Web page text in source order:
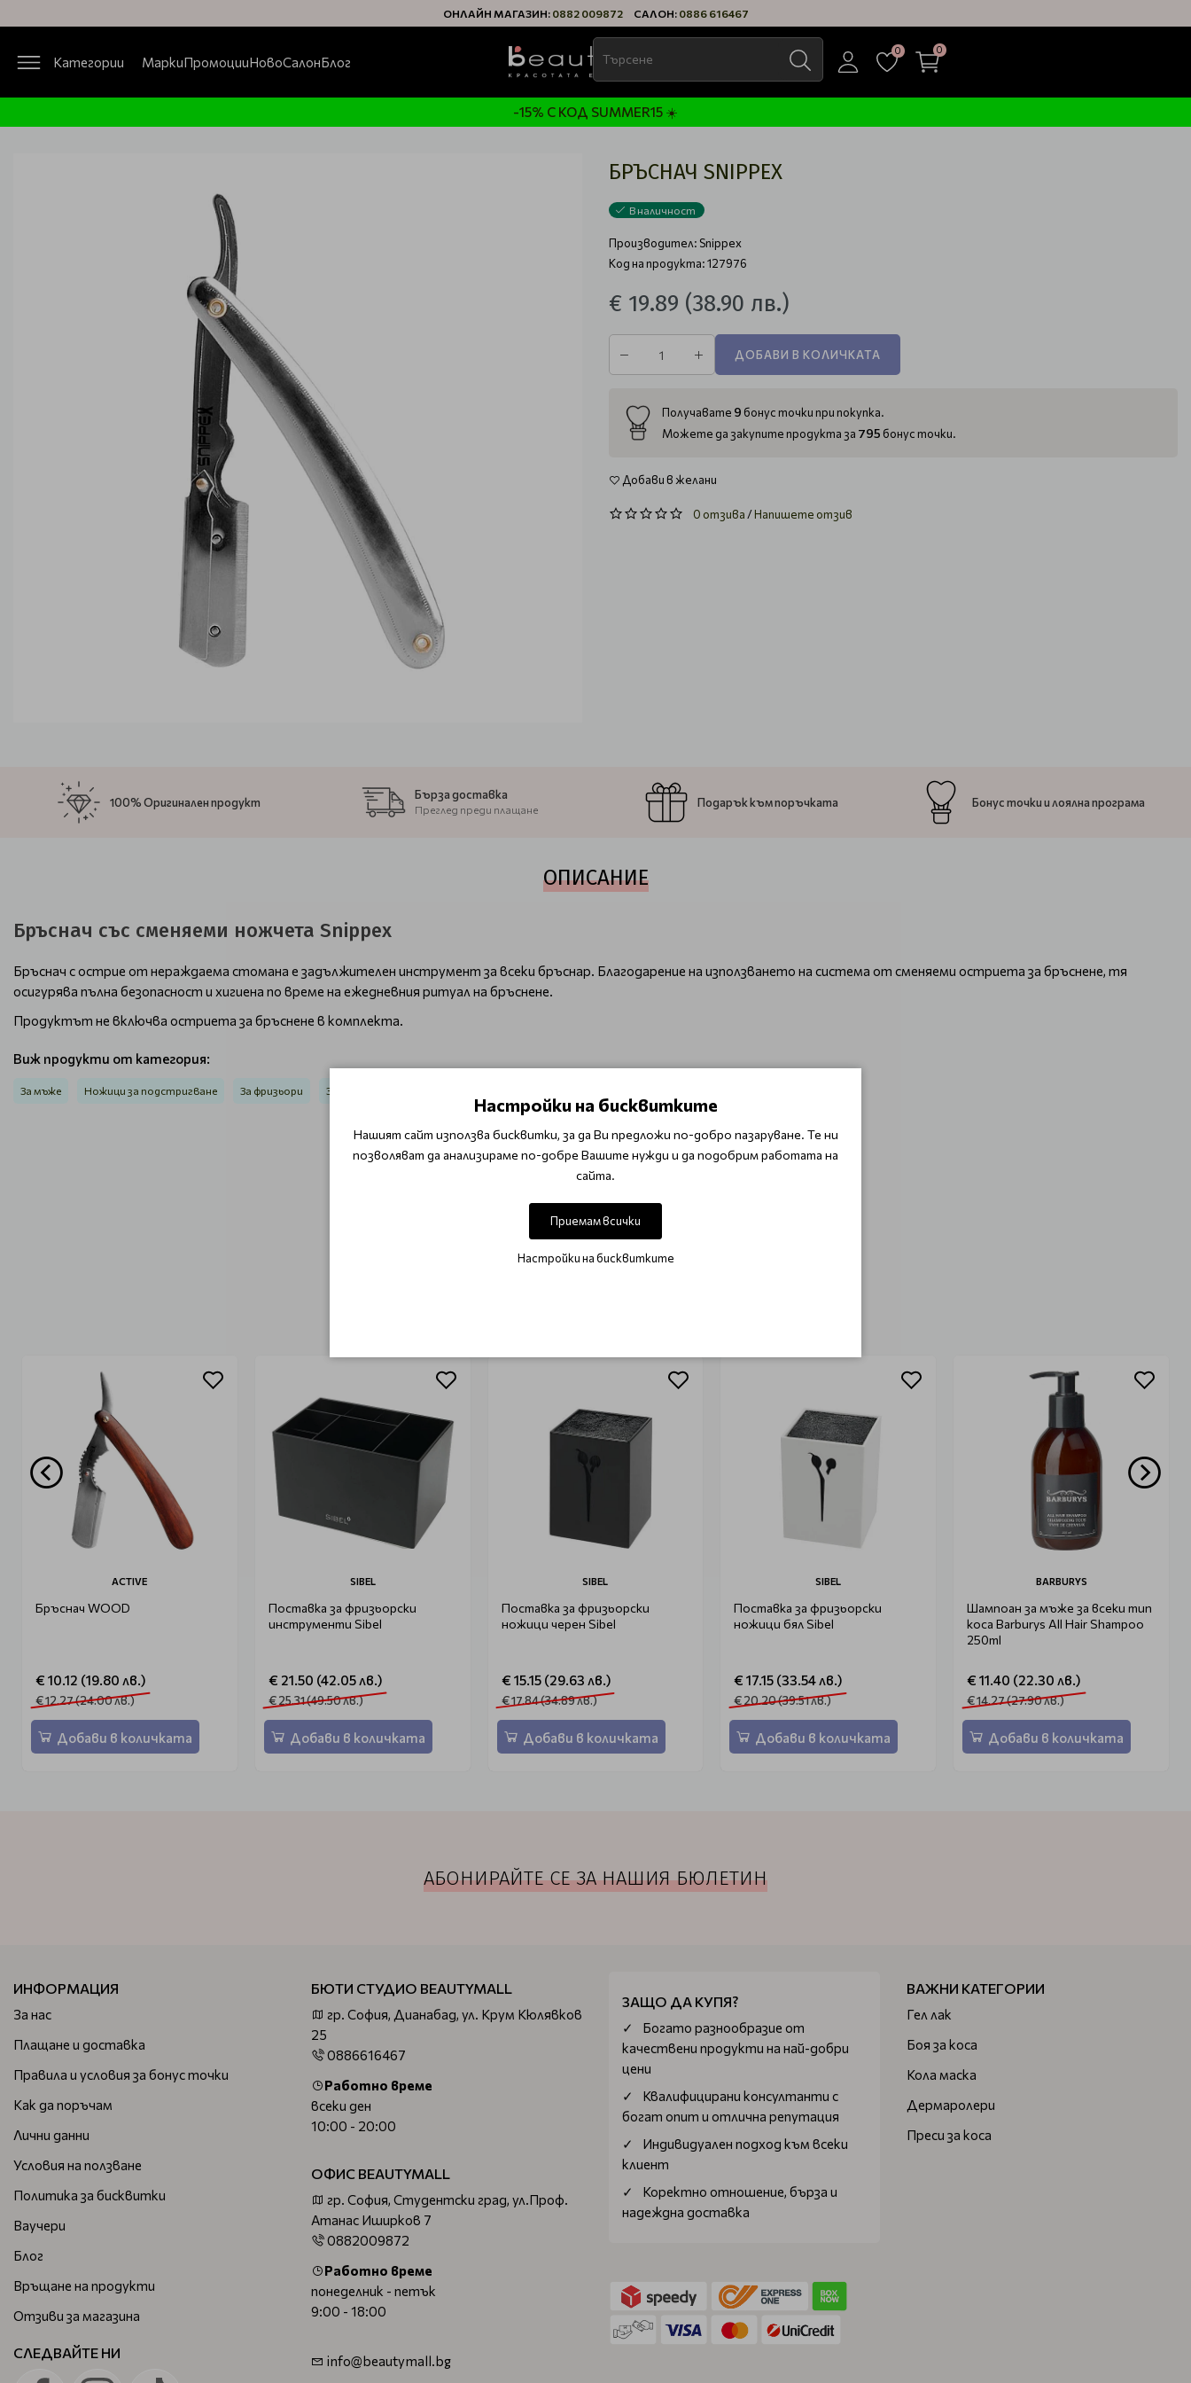
ОНЛАЙН МАГАЗИН: 0882 009872 САЛОН: 0886 616467
Категории МаркиПромоцииНовоСалонБлог
0 0
-15% С КОД SUMMER15 ☀️
БРЪСНАЧ SNIPPEX
В наличност
Производител: Snippex
Код на продукта: 127976
€ 19.89 (38.90 лв.)
ДОБАВИ В КОЛИЧКАТА
Получавате 9 бонус точки при покупка.
Можете да закупите продукта за 795 бонус точки.
Добави в желани
0 отзива/Напишете отзив
100% Оригинален продукт
Бърза доставка
Преглед преди плащане
Подарък към поръчката Бонус точки и лоялна програма
ОПИСАНИЕ
Бръснач със сменяеми ножчета Snippex
Бръснач с острие от нераждаема стомана е задължителен инструмент за всеки бръснар. Благодарение на използването на система от сменяеми остриета за бръснене, тя
осигурява пълна безопасност и хигиена по време на ежедневния ритуал на бръснене.
Продуктът не включва остриета за бръснене в комплекта.
Виж продукти от категория:
За мъже Ножици за подстригване За фризьори За бръснене
ОТЗИВИ (0)
Този продукт няма отзиви.
НАПИШЕТЕ ОТЗИВ
ACTIVE
Бръснач WOOD
€ 10.12 (19.80 лв.)
€ 12.27 (24.00 лв.)
Добави в количката
SIBEL
Поставка за фризьорски
инструменти Sibel
€ 21.50 (42.05 лв.)
€ 25.31 (49.50 лв.)
Добави в количката
SIBEL
Поставка за фризьорски
ножици черен Sibel
€ 15.15 (29.63 лв.)
€ 17.84 (34.89 лв.)
Добави в количката
SIBEL
Поставка за фризьорски
ножици бял Sibel
€ 17.15 (33.54 лв.)
€ 20.20 (39.51 лв.)
Добави в количката
BARBURYS
Шампоан за мъже за всеки тип
коса Barburys All Hair Shampoo
250ml
€ 11.40 (22.30 лв.)
€ 14.27 (27.90 лв.)
Добави в количката
АБОНИРАЙТЕ СЕ ЗА НАШИЯ БЮЛЕТИН
ИНФОРМАЦИЯ
За нас
Плащане и доставка
Правила и условия за бонус точки
Как да поръчам
Лични данни
Условия на ползване
Политика за бисквитки
Ваучери
Блог
Връщане на продукти
Отзиви за магазина
СЛЕДВАЙТЕ НИ
БЮТИ СТУДИО BEAUTYMALL
гр. София, Дианабад, ул. Крум Кюлявков
25
0886616467
Работно време
всеки ден
10:00 - 20:00
ОФИС BEAUTYMALL
гр. София, Студентски град, ул.Проф.
Атанас Иширков 7
0882009872
Работно време
понеделник - петък
9:00 - 18:00
info@beautymall.bg
ЗАЩО ДА КУПЯ?
Богатo разнообразие от
качествени продукти на най-добри
цени
Квалифицирани консултанти с
богат опит и отлична репутация
Индивидуален подход към всеки
клиент
Коректно отношение, бърза и
надеждна доставка
ВАЖНИ КАТЕГОРИИ
Гел лак
Боя за коса
Кола маска
Дермаролери
Преси за коса
Настройки на бисквитките
Нашият сайт използва бисквитки, за да Ви предложи по-добро пазаруване. Те ни
позволяват да анализираме по-добре Вашите нужди и да подобрим работата на
сайта.
Приемам всички
Настройки на бисквитките